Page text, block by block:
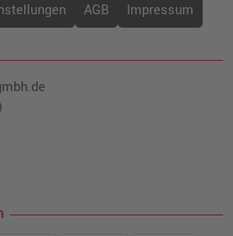
AGB Impressum